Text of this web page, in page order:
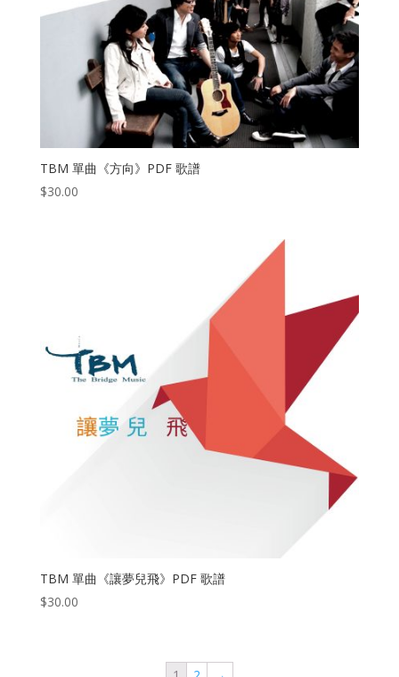
TBM 單曲《方向》PDF 歌譜
$30.00
TBM 單曲《讓夢兒飛》PDF 歌譜
$30.00